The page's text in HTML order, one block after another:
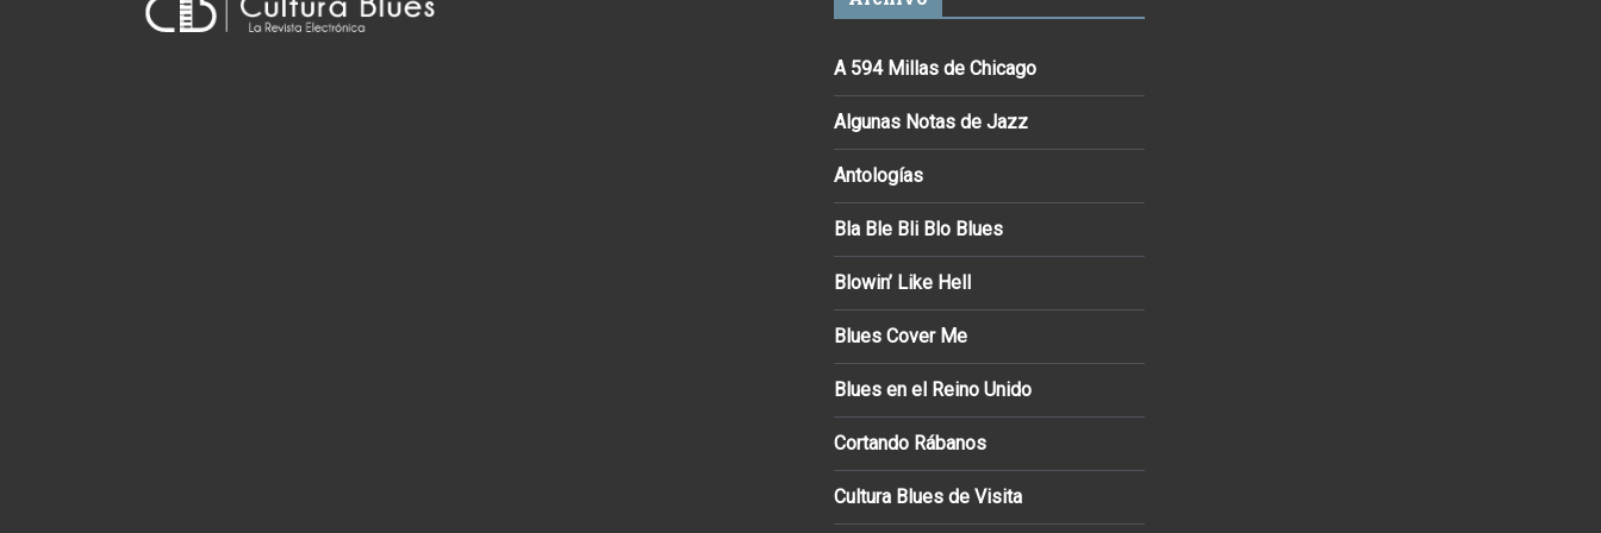
A 594 Millas de Chicago
Algunas Notas de Jazz
Antologías
Bla Ble Bli Blo Blues
Blowin’ Like Hell
Blues Cover Me
Blues en el Reino Unido
Cortando Rábanos
Cultura Blues de Visita